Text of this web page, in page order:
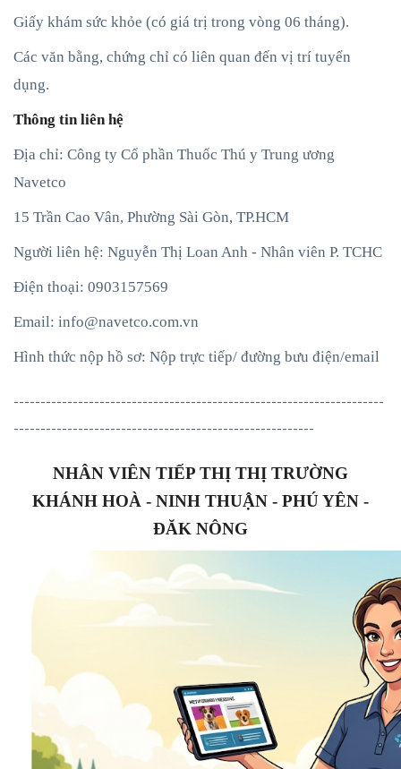
Giấy khám sức khỏe (có giá trị trong vòng 06 tháng).
Các văn bằng, chứng chỉ có liên quan đến vị trí tuyển
dụng.
Thông tin liên hệ
Địa chỉ: Công ty Cổ phần Thuốc Thú y Trung ương
Navetco
15 Trần Cao Vân, Phường Sài Gòn, TP.HCM
Người liên hệ: Nguyễn Thị Loan Anh - Nhân viên P. TCHC
Điện thoại: 0903157569
Email: info@navetco.com.vn
Hình thức nộp hồ sơ: Nộp trực tiếp/ đường bưu điện/email
---------------------------------------------------------------------
--------------------------------------------------------
NHÂN VIÊN TIẾP THỊ THỊ TRƯỜNG
KHÁNH HOÀ - NINH THUẬN - PHÚ YÊN -
ĐĂK NÔNG